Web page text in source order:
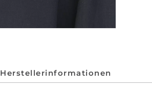
Herstellerinformationen